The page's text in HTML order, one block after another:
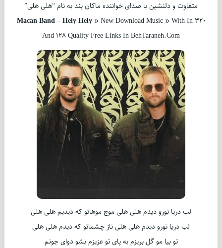
متفاوت و دلنشین با صدای خواننده ماکان بند به نام “هلی هلی”
Macan Band – Hely Hely» New Download Music » With In 320
And 128 Quality Free Links In BehTaraneh.Com
لب دریا تورو دیدم هلی هلی موج موهاتو که دیدیم هلی هلی
لب دریا تورو دیدم هلی هلی ناز چشماتو که دیدم هلی هلی
تو بیا مو گل بریزم به پای تو عزیزم بشو دوای جونم